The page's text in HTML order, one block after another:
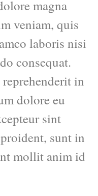
magna
veniam, quis
laboris nisi
consequat.
in
dolore eu
sint
sunt in
mollit anim id